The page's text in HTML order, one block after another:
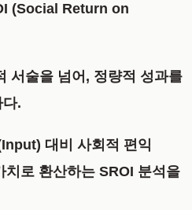
(Social Return on
서술을 넘어, 정량적 성과를
.
대비 사회적 편익
로 환산하는 SROI 분석을